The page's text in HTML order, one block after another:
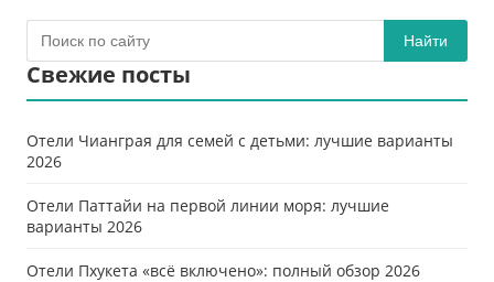
Найти
Свежие посты
Отели Чианграя для семей с детьми: лучшие варианты
2026
Отели Паттайи на первой линии моря: лучшие
варианты 2026
Отели Пхукета «всё включено»: полный обзор 2026